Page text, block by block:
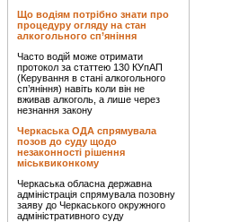
Що водіям потрібно знати про
процедуру огляду на стан
алкогольного сп’яніння
Часто водій може отримати
протокол за статтею 130 КУпАП
(Керування в стані алкогольного
сп’яніння) навіть коли він не
вживав алкоголь, а лише через
незнання закону
Черкаська ОДА спрямувала
позов до суду щодо
незаконності рішення
міськвиконкому
Черкаська обласна державна
адміністрація спрямувала позовну
заяву до Черкаського окружного
адміністративного суду